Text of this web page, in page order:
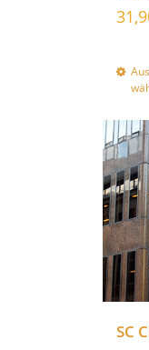
SC